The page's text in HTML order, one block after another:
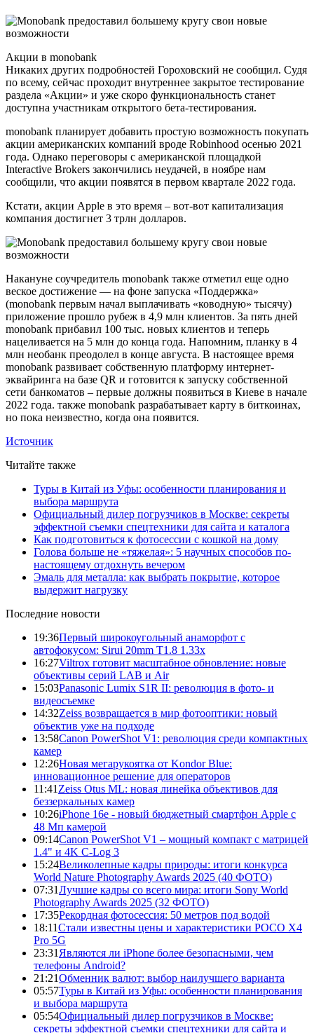
Акции в monobank
Никаких других подробностей Гороховский не сообщил. Судя
по всему, сейчас проходит внутреннее закрытое тестирование
раздела «Акции» и уже скоро функциональность станет
доступна участникам открытого бета-тестирования.
monobank планирует добавить простую возможность покупать
акции американских компаний вроде Robinhood осенью 2021
года. Однако переговоры с американской площадкой
Interactive Brokers закончились неудачей, в ноябре нам
сообщили, что акции появятся в первом квартале 2022 года.
Кстати, акции Apple в это время – вот-вот капитализация
компания достигнет 3 трлн долларов.
Накануне соучредитель monobank также отметил еще одно
веское достижение — на фоне запуска «Поддержка»
(monobank первым начал выплачивать «ководную» тысячу)
приложение прошло рубеж в 4,9 млн клиентов. За пять дней
monobank прибавил 100 тыс. новых клиентов и теперь
нацеливается на 5 млн до конца года. Напомним, планку в 4
млн необанк преодолел в конце августа. В настоящее время
monobank развивает собственную платформу интернет-
эквайринга на базе QR и готовится к запуску собственной
сети банкоматов – первые должны появиться в Киеве в начале
2022 года. также monobank разрабатывает карту в биткоинах,
но пока неизвестно, когда она появится.
Источник
Читайте также
Туры в Китай из Уфы: особенности планирования и
выбора маршрута
Официальный дилер погрузчиков в Москве: секреты
эффектной съемки спецтехники для сайта и каталога
Как подготовиться к фотосессии с кошкой на дому
Голова больше не «тяжелая»: 5 научных способов по-
настоящему отдохнуть вечером
Эмаль для металла: как выбрать покрытие, которое
выдержит нагрузку
Последние новости
19:36Первый широкоугольный анаморфот с
автофокусом: Sirui 20mm T1.8 1.33x
16:27Viltrox готовит масштабное обновление: новые
объективы серий LAB и Air
15:03Panasonic Lumix S1R II: революция в фото- и
видеосъемке
14:32Zeiss возвращается в мир фотооптики: новый
объектив уже на подходе
13:58Canon PowerShot V1: революция среди компактных
камер
12:26Новая мегарукоятка от Kondor Blue:
инновационное решение для операторов
11:41 Zeiss Otus ML: новая линейка объективов для
беззеркальных камер
10:26iPhone 16e - новый бюджетный смартфон Apple с
48 Мп камерой
09:14Canon PowerShot V1 – мощный компакт с матрицей
1.4" и 4K C-Log 3
15:24Великолепные кадры природы: итоги конкурса
World Nature Photography Awards 2025 (40 ФОТО)
07:31Лучшие кадры со всего мира: итоги Sony World
Photography Awards 2025 (32 ФОТО)
17:35Рекордная фотосессия: 50 метров под водой
18:11Стали известны цены и характеристики POCO X4
Pro 5G
23:31 Являются ли iPhone более безопасными, чем
телефоны Android?
21:21Обменник валют: выбор наилучшего варианта
05:57Туры в Китай из Уфы: особенности планирования
и выбора маршрута
05:54Официальный дилер погрузчиков в Москве:
секреты эффектной съемки спецтехники для сайта и